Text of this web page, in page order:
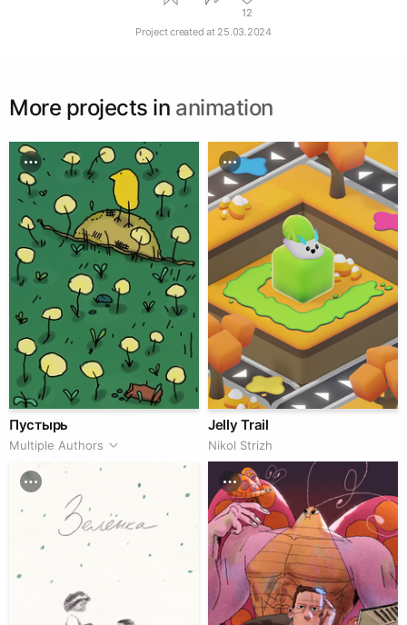
12
Project created at 25.03.2024
More projects in animation
Пустырь
Multiple Authors
Jelly Trail
Nikol Strizh